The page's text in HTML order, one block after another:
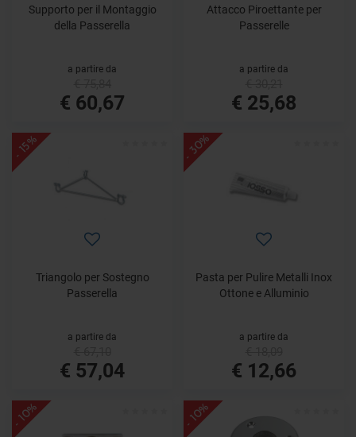
Supporto per il Montaggio
della Passerella
a partire da
€ 60,67
Attacco Piroettante per
Passerelle
a partire da
€ 25,68
- 15%
Triangolo per Sostegno
Passerella
a partire da
€ 57,04
- 30%
Pasta per Pulire Metalli Inox
Ottone e Alluminio
a partire da
€ 12,66
- 10% - 10%